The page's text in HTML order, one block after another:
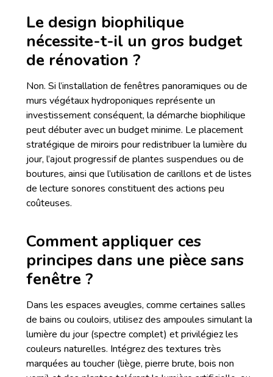
Le design biophilique
nécessite-t-il un gros budget
de rénovation ?
Non. Si l’installation de fenêtres panoramiques ou de
murs végétaux hydroponiques représente un
investissement conséquent, la démarche biophilique
peut débuter avec un budget minime. Le placement
stratégique de miroirs pour redistribuer la lumière du
jour, l’ajout progressif de plantes suspendues ou de
boutures, ainsi que l’utilisation de carillons et de listes
de lecture sonores constituent des actions peu
coûteuses.
Comment appliquer ces
principes dans une pièce sans
fenêtre ?
Dans les espaces aveugles, comme certaines salles
de bains ou couloirs, utilisez des ampoules simulant la
lumière du jour (spectre complet) et privilégiez les
couleurs naturelles. Intégrez des textures très
marquées au toucher (liège, pierre brute, bois non